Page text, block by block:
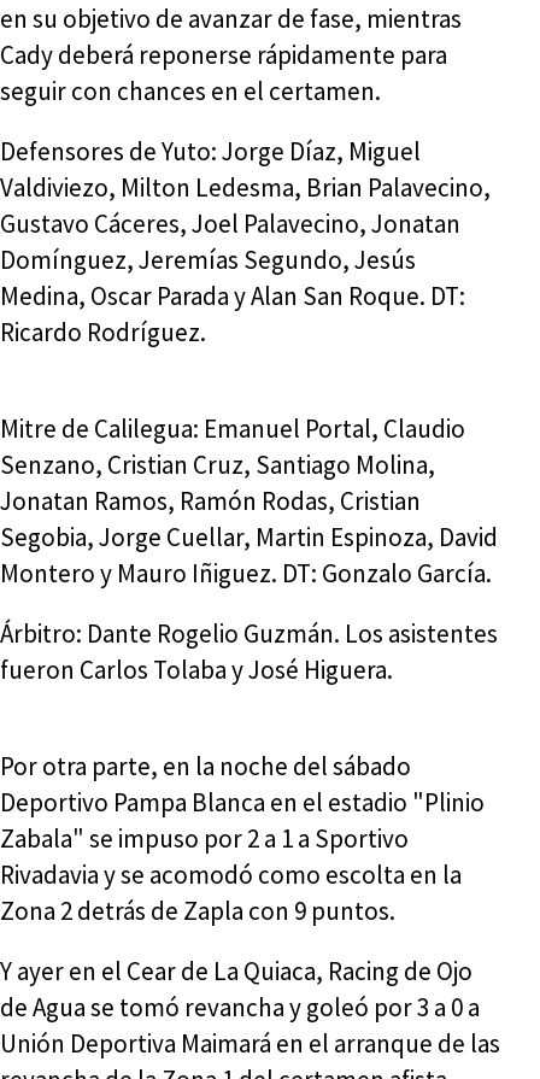
en su objetivo de avanzar de fase, mientras
Cady deberá reponerse rápidamente para
seguir con chances en el certamen.
Defensores de Yuto: Jorge Díaz, Miguel
Valdiviezo, Milton Ledesma, Brian Palavecino,
Gustavo Cáceres, Joel Palavecino, Jonatan
Domínguez, Jeremías Segundo, Jesús
Medina, Oscar Parada y Alan San Roque. DT:
Ricardo Rodríguez.
Mitre de Calilegua: Emanuel Portal, Claudio
Senzano, Cristian Cruz, Santiago Molina,
Jonatan Ramos, Ramón Rodas, Cristian
Segobia, Jorge Cuellar, Martin Espinoza, David
Montero y Mauro Iñiguez. DT: Gonzalo García.
Árbitro: Dante Rogelio Guzmán. Los asistentes
fueron Carlos Tolaba y José Higuera.
Por otra parte, en la noche del sábado
Deportivo Pampa Blanca en el estadio "Plinio
Zabala" se impuso por 2 a 1 a Sportivo
Rivadavia y se acomodó como escolta en la
Zona 2 detrás de Zapla con 9 puntos.
Y ayer en el Cear de La Quiaca, Racing de Ojo
de Agua se tomó revancha y goleó por 3 a 0 a
Unión Deportiva Maimará en el arranque de las